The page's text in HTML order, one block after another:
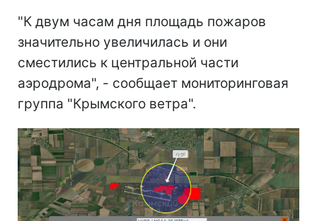
"К двум часам дня площадь пожаров
значительно увеличилась и они
сместились к центральной части
аэродрома", - сообщает мониторинговая
группа "Крымского ветра".